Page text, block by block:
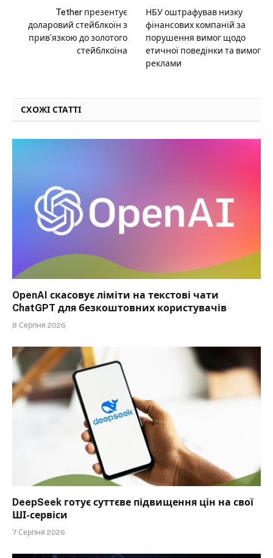
Tether презентує
доларовий стейблкоїн з
прив’язкою до золотого
стейблкоїна
НБУ оштрафував низку
фінансових компаній за
порушення вимог щодо
етичної поведінки та вимог
реклами
СХОЖІ СТАТТІ
OpenAI скасовує ліміти на текстові чати
ChatGPT для безкоштовних користувачів
8 Серпня 2026
DeepSeek готує суттєве підвищення цін на свої
ШІ-сервіси
7 Серпня 2026